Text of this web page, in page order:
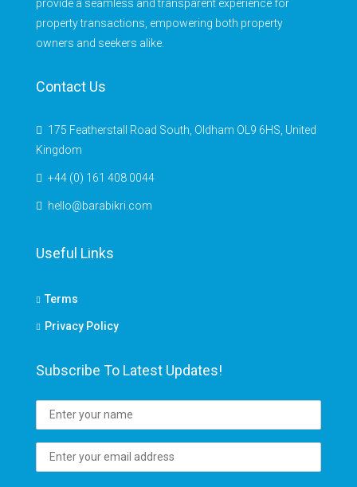
provide a seamless and transparent experience for
property transactions, empowering both property
owners and seekers alike.
Contact Us
175 Featherstall Road South, Oldham OL9 6HS, United
Kingdom
+44 (0) 161 408 0044
hello@barabikri.com
Useful Links
Terms
Privacy Policy
Subscribe To Latest Updates!